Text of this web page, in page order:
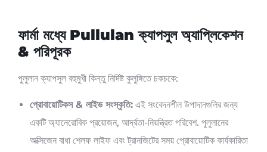
ফার্মা মধ্যে Pullulan ক্যাপসুল অ্যাপ্লিকেশন
& পরিপূরক
পুলুলান ক্যাপসুল বহুমুখী কিন্তু নির্দিষ্ট কুলুঙ্গিতে চকচকে:
প্রোবায়োটিকস & লাইভ সংস্কৃতি: এই সংবেদনশীল উপাদানগুলির জন্য
একটি অ্যানেরোবিক প্রয়োজন, আর্দ্রতা-নিয়ন্ত্রিত পরিবেশ. পুলুলানের
অক্সিজেন বাধা শেলফ লাইফ এবং ট্রানজিটের সময় প্রোবায়োটিক কার্যকারিতা